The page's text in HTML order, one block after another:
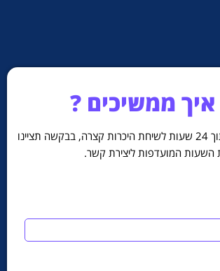
איך ממשיכים ?
קצרה,
בבקשה תציינו
השעות המועדפות ליצירת קשר.